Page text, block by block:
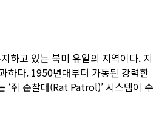
하고 있는 북미 유일의 지역이다. 지
하다. 1950년대부터 가동된 강력한
‘쥐 순찰대(Rat Patrol)’ 시스템이 수